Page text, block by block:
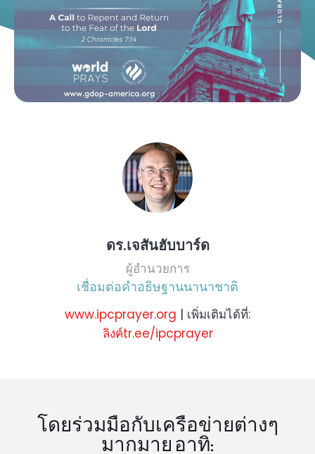
ดร.เจสันฮับบาร์ด
ผู้อำนวยการ
เชื่อมต่อคำอธิษฐานนานาชาติ
www.ipcprayer.org | เพิ่มเติมได้ที่:
ลิงค์tr.ee/ipcprayer
โดยร่วมมือกับเครือข่ายต่างๆ
มากมาย อาทิ: